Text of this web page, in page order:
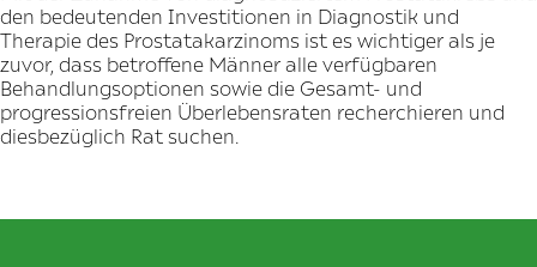
den bedeutenden Investitionen in Diagnostik und
Therapie des Prostatakarzinoms ist es wichtiger als je
zuvor, dass betroffene Männer alle verfügbaren
Behandlungsoptionen sowie die Gesamt- und
progressionsfreien Überlebensraten recherchieren und
diesbezüglich Rat suchen.